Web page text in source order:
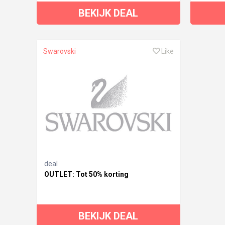
BEKIJK DEAL
Swarovski Like
deal
OUTLET: Tot 50% korting
BEKIJK DEAL